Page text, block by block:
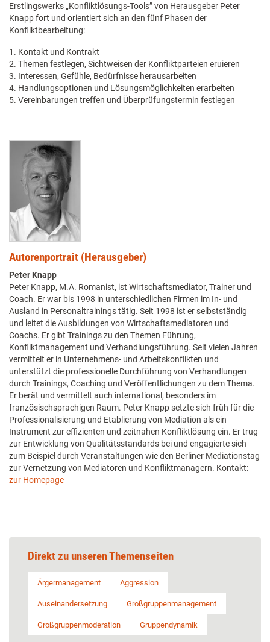
Erstlingswerks „Konfliktlösungs-Tools” von Herausgeber Peter
Knapp fort und orientiert sich an den fünf Phasen der
Konfliktbearbeitung:
1. Kontakt und Kontrakt
2. Themen festlegen, Sichtweisen der Konfliktparteien eruieren
3. Interessen, Gefühle, Bedürfnisse herausarbeiten
4. Handlungsoptionen und Lösungsmöglichkeiten erarbeiten
5. Vereinbarungen treffen und Überprüfungstermin festlegen
Autorenportrait (Herausgeber)
Peter Knapp
Peter Knapp, M.A. Romanist, ist Wirtschaftsmediator, Trainer und
Coach. Er war bis 1998 in unterschiedlichen Firmen im In- und
Ausland in Personaltrainings tätig. Seit 1998 ist er selbstständig
und leitet die Ausbildungen von Wirtschaftsmediatoren und
Coachs. Er gibt Trainings zu den Themen Führung,
Konfliktmanagement und Verhandlungsführung. Seit vielen Jahren
vermittelt er in Unternehmens- und Arbeitskonflikten und
unterstützt die professionelle Durchführung von Verhandlungen
durch Trainings, Coaching und Veröffentlichungen zu dem Thema.
Er berät und vermittelt auch international, besonders im
französischsprachigen Raum. Peter Knapp setzte sich früh für die
Professionalisierung und Etablierung von Mediation als ein
Instrument zur effizienten und zeitnahen Konfliktlösung ein. Er trug
zur Entwicklung von Qualitätsstandards bei und engagierte sich
zum Beispiel durch Veranstaltungen wie den Berliner Mediationstag
zur Vernetzung von Mediatoren und Konfliktmanagern. Kontakt:
zur Homepage
Direkt zu unseren Themenseiten
Ärgermanagement Aggression
Auseinandersetzung Großgruppenmanagement
Großgruppenmoderation Gruppendynamik